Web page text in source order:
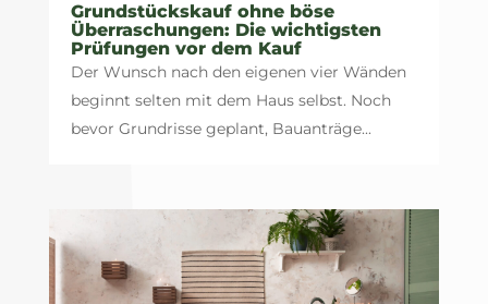
Grundstückskauf ohne böse
Überraschungen: Die wichtigsten
Prüfungen vor dem Kauf
Der Wunsch nach den eigenen vier Wänden
beginnt selten mit dem Haus selbst. Noch
bevor Grundrisse geplant, Bauanträge...